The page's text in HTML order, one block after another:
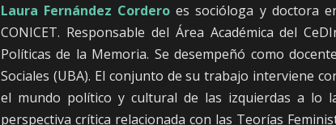
Laura Fernández Cordero es socióloga y doctora
CONICET. Responsable del Área Académica del
Políticas de la Memoria. Se desempeñó como
Sociales (UBA). El conjunto de su trabajo interviene
el mundo político y cultural de las izquierdas a lo
perspectiva crítica relacionada con las Teorías